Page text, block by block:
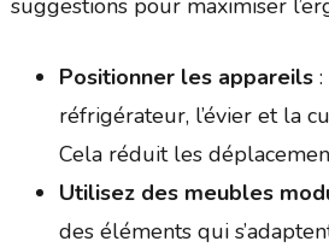
Positionner les appareils:
réfrigérateur, l’évier et la
Cela réduit les
Utilisez des meubles
des éléments qui